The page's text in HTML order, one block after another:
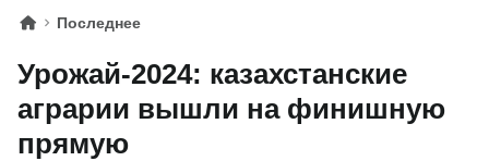
Последнее
Урожай-2024: казахстанские
аграрии вышли на финишную
прямую